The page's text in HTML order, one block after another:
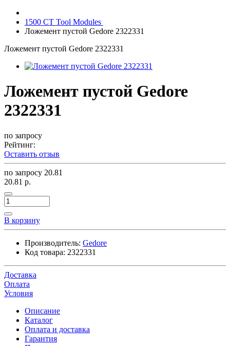
1500 CT Tool Modules
Ложемент пустой Gedore 2322331
Ложемент пустой Gedore 2322331
Ложемент пустой Gedore
2322331
по запросу
Рейтинг:
Оставить отзыв
по запросу 20.81
20.81 р.
В корзину
Производитель: Gedore
Код товара: 2322331
Доставка
Оплата
Условия
Описание
Каталог
Оплата и доставка
Гарантия